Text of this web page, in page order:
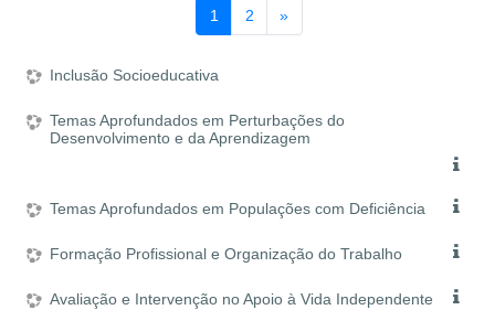
1 (atual)
2 »Página seguinte
Inclusão Socioeducativa
Temas Aprofundados em Perturbações do
Desenvolvimento e da Aprendizagem
Temas Aprofundados em Populações com Deficiência
Formação Profissional e Organização do Trabalho
Avaliação e Intervenção no Apoio à Vida Independente